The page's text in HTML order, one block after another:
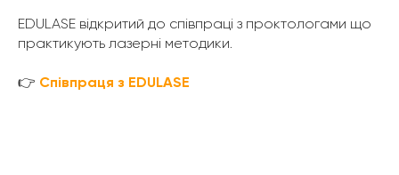
EDULASE відкритий до співпраці з проктологами що
практикують лазерні методики.
👉 Співпраця з EDULASE